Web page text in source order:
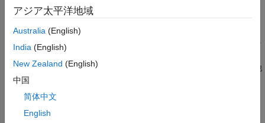
以下のいずれかの方法を使用してオプションを設定します。
Polyspace Platform
プ製品のみ): プロジェクト構成の
[マルチ
名のペアを入力します。最初に有効にしなければならない他
interrupts
アジア太平洋地域
Australia (English)
India (English)
New Zealand (English)
中国
简体中文
English